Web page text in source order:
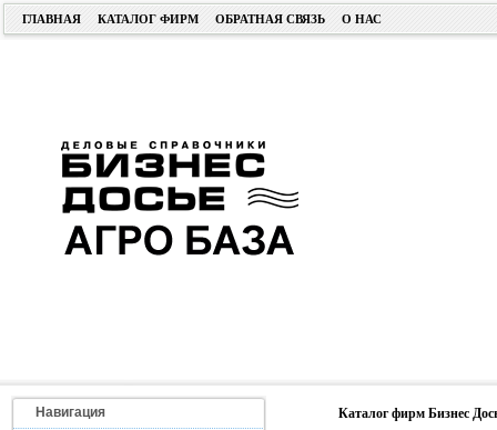
ГЛАВНАЯ КАТАЛОГ ФИРМ ОБРАТНАЯ СВЯЗЬ О НАС
Навигация
Каталог фирм Бизнес